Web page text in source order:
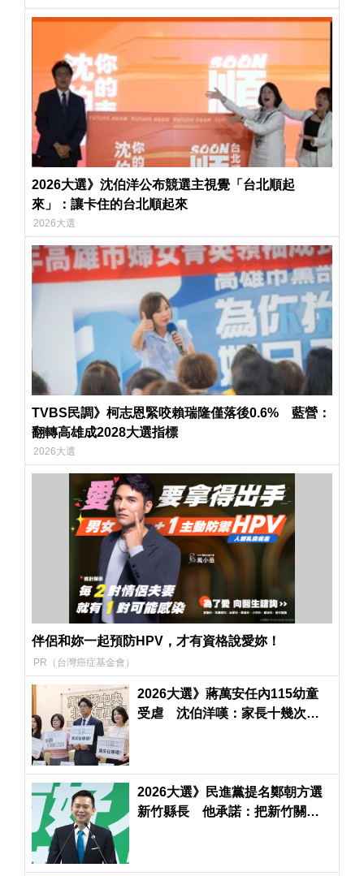
2026大選》沈伯洋公布競選主視覺「台北順起
來」：讓卡住的台北順起來
2026大選
TVBS民調》柯志恩緊咬賴瑞隆僅落後0.6% 藍營：
翻轉高雄成2028大選指標
2026大選
伴侶和妳一起預防HPV，才有資格說愛妳！
PR（台灣癌症基金會）
2026大選》蔣萬安任內115幼童
受虐 沈伯洋嘆：家長十幾次通
2026大選》民進黨提名鄭朝方選
新竹縣長 他承諾：把新竹關西